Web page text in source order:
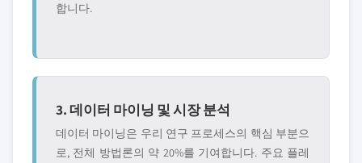
합니다.
3. 데이터 마이닝 및 시장 분석
데이터 마이닝은 우리 연구 프로세스의 핵심 부분으
로, 전체 방법론의 약 20%를 기여합니다. 주요 플레